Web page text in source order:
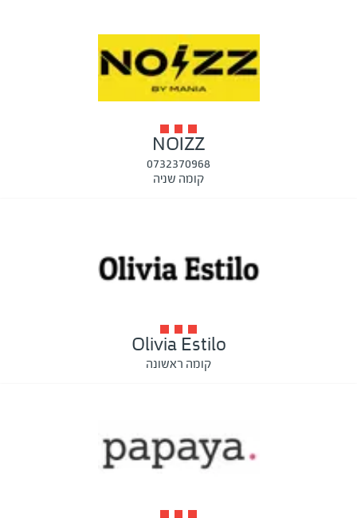
NOIZZ
0732370968
קומה שניה
Olivia Estilo
קומה ראשונה